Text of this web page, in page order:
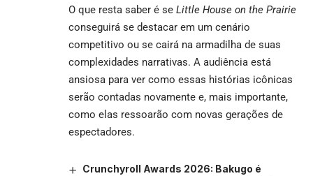
O que resta saber é se Little House on the Prairie
conseguirá se destacar em um cenário
competitivo ou se cairá na armadilha de suas
complexidades narrativas. A audiência está
ansiosa para ver como essas histórias icônicas
serão contadas novamente e, mais importante,
como elas ressoarão com novas gerações de
espectadores.
Crunchyroll Awards 2026: Bakugo é